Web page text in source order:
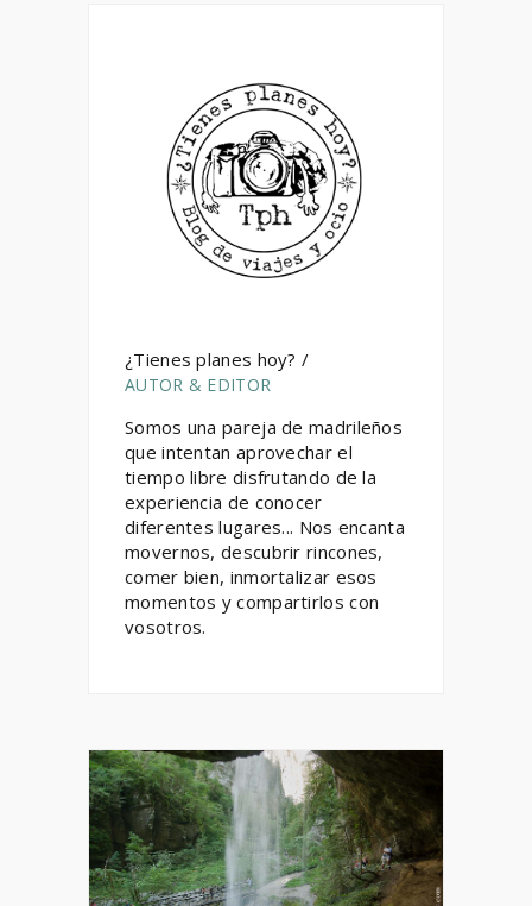
¿Tienes planes hoy? /
AUTOR & EDITOR
Somos una pareja de madrileños
que intentan aprovechar el
tiempo libre disfrutando de la
experiencia de conocer
diferentes lugares... Nos encanta
movernos, descubrir rincones,
comer bien, inmortalizar esos
momentos y compartirlos con
vosotros.